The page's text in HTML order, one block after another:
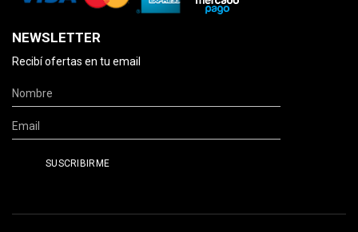
NEWSLETTER
Recibí ofertas en tu email